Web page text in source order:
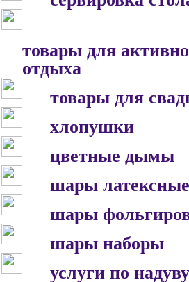
товары для
отдыха
товары для
хлопушки
цветные дымы
шары латексные
шары
шары наборы
услуги по надуву